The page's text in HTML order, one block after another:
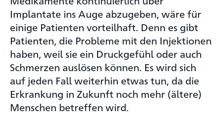
Implantate ins Auge abzugeben, wäre für
einige Patienten vorteilhaft. Denn es gibt
Patienten, die Probleme mit den Injektionen
haben, weil sie ein Druckgefühl oder auch
Schmerzen auslösen können. Es wird sich
auf jeden Fall weiterhin etwas tun, da die
Erkrankung in Zukunft noch mehr (ältere)
Menschen betreffen wird.